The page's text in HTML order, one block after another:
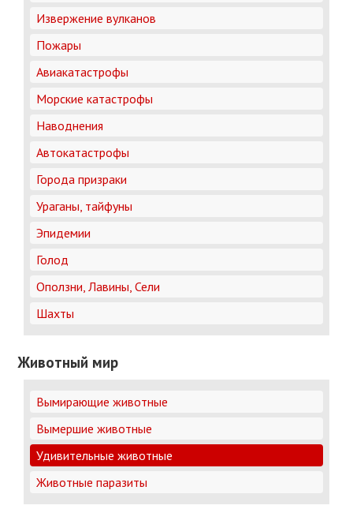
Извержение вулканов
Пожары
Авиакатастрофы
Морские катастрофы
Наводнения
Автокатастрофы
Города призраки
Ураганы, тайфуны
Эпидемии
Голод
Оползни, Лавины, Сели
Шахты
Животный мир
Вымирающие животные
Вымершие животные
Удивительные животные
Животные паразиты